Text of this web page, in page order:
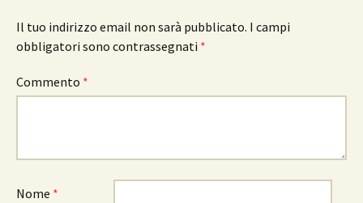
Il tuo indirizzo email non sarà pubblicato. I campi
obbligatori sono contrassegnati *
Commento *
Nome *